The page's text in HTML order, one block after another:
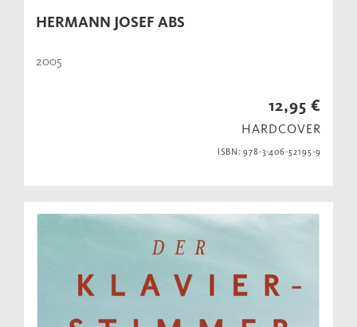
HERMANN JOSEF ABS
2005
12,95 €
HARDCOVER
ISBN: 978-3-406-52195-9